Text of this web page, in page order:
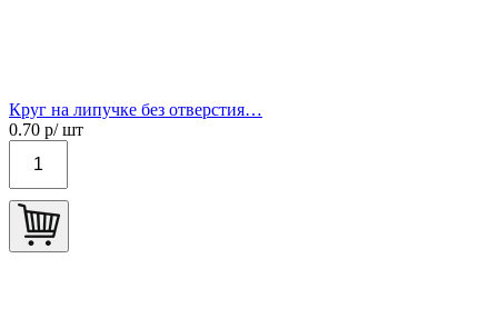
Круг на липучке без отверстия…
0.70 р/ шт